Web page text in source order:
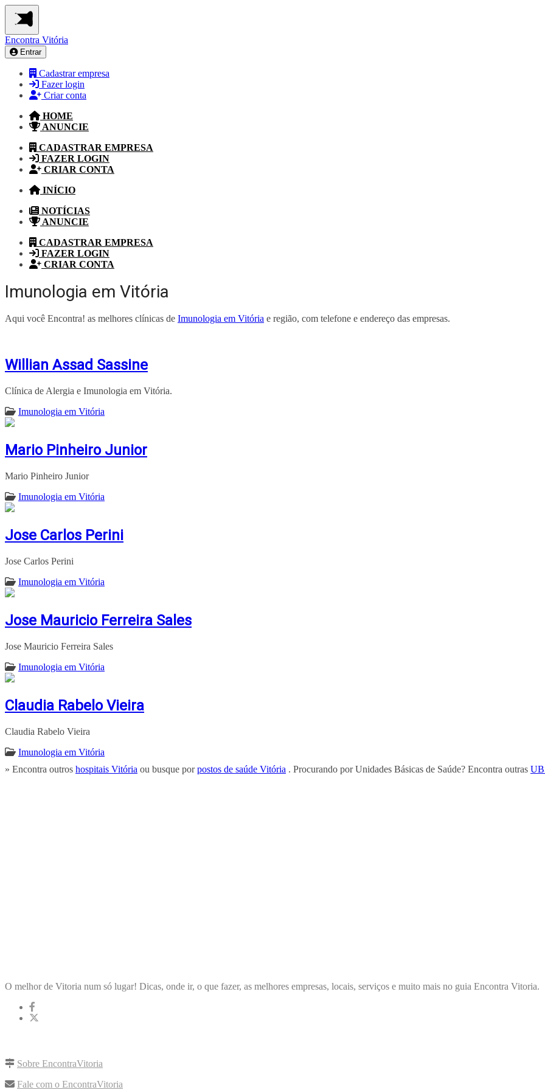
Encontra Vitória
Entrar
Cadastrar empresa
Fazer login
Criar conta
HOME
ANUNCIE
CADASTRAR EMPRESA
FAZER LOGIN
CRIAR CONTA
INÍCIO
NOTÍCIAS
ANUNCIE
CADASTRAR EMPRESA
FAZER LOGIN
CRIAR CONTA
Imunologia em Vitória
Aqui você Encontra! as melhores clínicas de Imunologia em Vitória e região, com telefone e endereço das empresas.
Willian Assad Sassine
Clínica de Alergia e Imunologia em Vitória.
Imunologia em Vitória
Mario Pinheiro Junior
Mario Pinheiro Junior
Imunologia em Vitória
Jose Carlos Perini
Jose Carlos Perini
Imunologia em Vitória
Jose Mauricio Ferreira Sales
Jose Mauricio Ferreira Sales
Imunologia em Vitória
Claudia Rabelo Vieira
Claudia Rabelo Vieira
Imunologia em Vitória
» Encontra outros hospitais Vitória ou busque porpostos de saúde Vitória . Procurando por Unidades Básicas de Saúde? Encontra outras
O melhor de Vitoria num só lugar! Dicas, onde ir, o que fazer, as melhores empresas, locais, serviços e muito mais no guia Encontra Vitoria.
Sobre EncontraVitoria
Fale com o EncontraVitoria